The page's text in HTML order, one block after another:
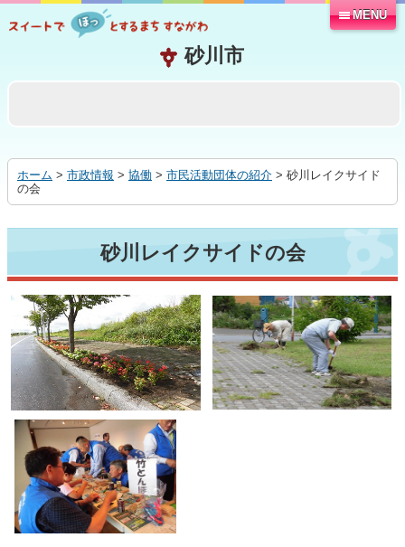
る
MENU
ホーム > 市政情報 > 協働 > 市民活動団体の紹介 > 砂川レイクサイド
の会
砂川レイクサイドの会